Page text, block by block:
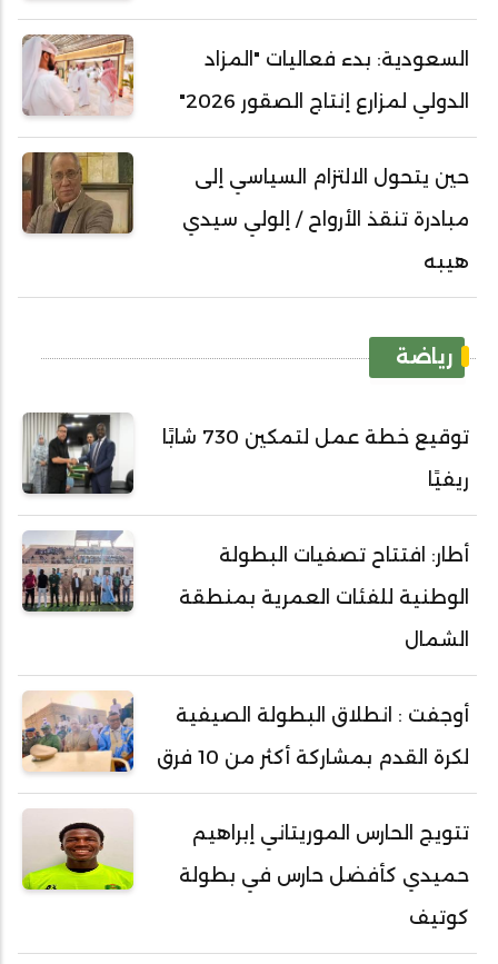
السعودية: بدء فعاليات "المزاد
الدولي لمزارع إنتاج الصقور 2026"
حين يتحول الالتزام السياسي إلى
مبادرة تنقذ الأرواح / إلولي سيدي
هيبه
رياضة
توقيع خطة عمل لتمكين 730 شابًا
ريفيًا
أطار: افتتاح تصفيات البطولة
الوطنية للفئات العمرية بمنطقة
الشمال
أوجفت : انطلاق البطولة الصيفية
لكرة القدم بمشاركة أكثر من 10 فرق
تتويج الحارس الموريتاني إبراهيم
حميدي كأفضل حارس في بطولة
كوتيف